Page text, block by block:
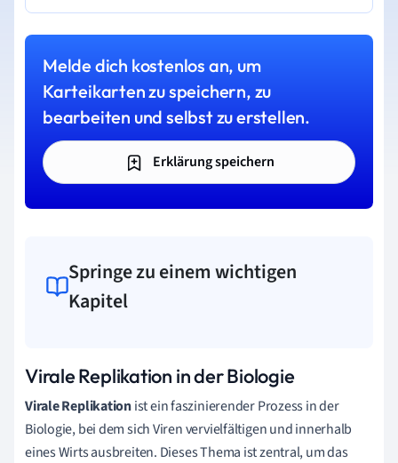
Melde dich kostenlos an, um
Karteikarten zu speichern, zu
bearbeiten und selbst zu erstellen.
Erklärung speichern
Springe zu einem wichtigen
Kapitel
Virale Replikation in der Biologie
Virale Replikationist ein faszinierender Prozess in der
Biologie, bei dem sich Viren vervielfältigen und innerhalb
eines Wirts ausbreiten. Dieses Thema ist zentral, um das